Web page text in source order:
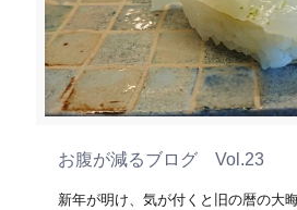
お腹が減るブログ Vol.23
新年が明け、気が付くと旧の暦の大